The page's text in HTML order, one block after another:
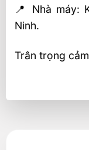
📍 Nhà máy:
Ninh.
Trân trọng